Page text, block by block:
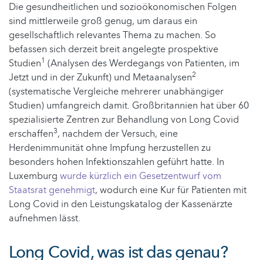
Die gesundheitlichen und sozioökonomischen Folgen
sind mittlerweile groß genug, um daraus ein
gesellschaftlich relevantes Thema zu machen. So
befassen sich derzeit breit angelegte prospektive
Studien1 (Analysen des Werdegangs von Patienten, im
Jetzt und in der Zukunft) und Metaanalysen2
(systematische Vergleiche mehrerer unabhängiger
Studien) umfangreich damit. Großbritannien hat über 60
spezialisierte Zentren zur Behandlung von Long Covid
erschaffen3, nachdem der Versuch, eine
Herdenimmunität ohne Impfung herzustellen zu
besonders hohen Infektionszahlen geführt hatte. In
Luxemburg wurde kürzlich ein Gesetzentwurf vom
Staatsrat genehmigt, wodurch eine Kur für Patienten mit
Long Covid in den Leistungskatalog der Kassenärzte
aufnehmen lässt.
Long Covid, was ist das genau?